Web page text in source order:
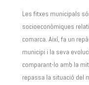
Les fitxes municipals
socioeconòmiques
comarca. Així, fa un
municipi i la seva
comparant-lo amb la
repassa la situació del